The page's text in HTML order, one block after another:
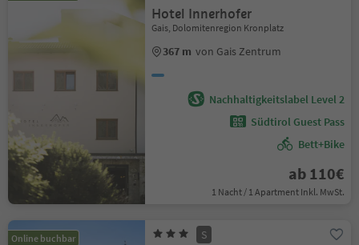
Hotel Innerhofer
Gais, Dolomitenregion Kronplatz
367 m von Gais Zentrum
Nachhaltigkeitslabel Level 2
Südtirol Guest Pass
Bett+Bike
ab 110€
1 Nacht / 1 Apartment Inkl. MwSt.
Online buchbar S